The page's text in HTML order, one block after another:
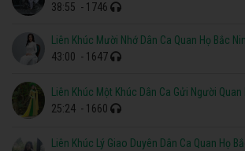
38:55 - 1746
Liên Khúc Mười Nhớ Dân Ca Quan Họ Bắc
43:00 - 1647
Liên Khúc Một Khúc Dân Ca Gửi Người Quan
25:24 - 1660
Liên Khúc Lý Giao Duyên Dân Ca Quan Họ